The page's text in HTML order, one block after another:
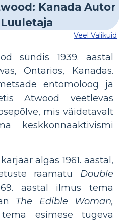
Veel Valikuid
sündis 1939. aastal
Ontarios, Kanadas.
entomoloog ja
Atwood veetlevas
mis väidetavalt
keskkonnaaktivismi
algas 1961. aastal,
raamatu Double
aastal ilmus tema
The Edible Woman,
esimese tugeva